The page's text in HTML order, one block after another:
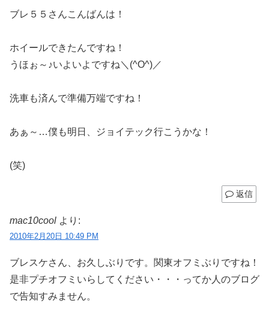
ブレ５５さんこんばんは！
ホイールできたんですね！
うほぉ～♪いよいよですね＼(^O^)／
洗車も済んで準備万端ですね！
あぁ～…僕も明日、ジョイテック行こうかな！
(笑)
返信
mac10cool より:
2010年2月20日 10:49 PM
ブレスケさん、お久しぶりです。関東オフミぶりですね！
是非プチオフミいらしてください・・・ってか人のブログ
で告知すみません。